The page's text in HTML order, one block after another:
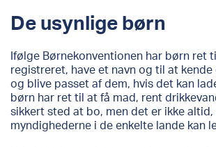
De usynlige børn
Ifølge Børnekonventionen har børn ret
registreret, have et navn og til at
og blive passet af dem, hvis det kan
børn har ret til at få mad, rent
sikkert sted at bo, men det er ikke altid,
myndighederne i de enkelte lande kan